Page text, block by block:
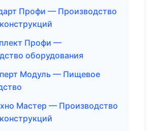
Профи — Производство
Профи —
оборудования
Модуль — Пищевое
Мастер — Производство